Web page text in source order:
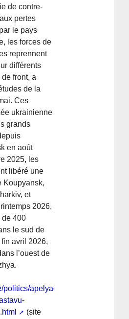
de contre-
pertes
le pays
les forces de
reprennent
différents
front, a
de la
Ces
ukrainienne
grands
en août
2025, les
libéré une
Koupyansk,
et
2026,
de 400
le sud de
fin avril 2026,
l’ouest de
politics/apelyaciyna-
(site